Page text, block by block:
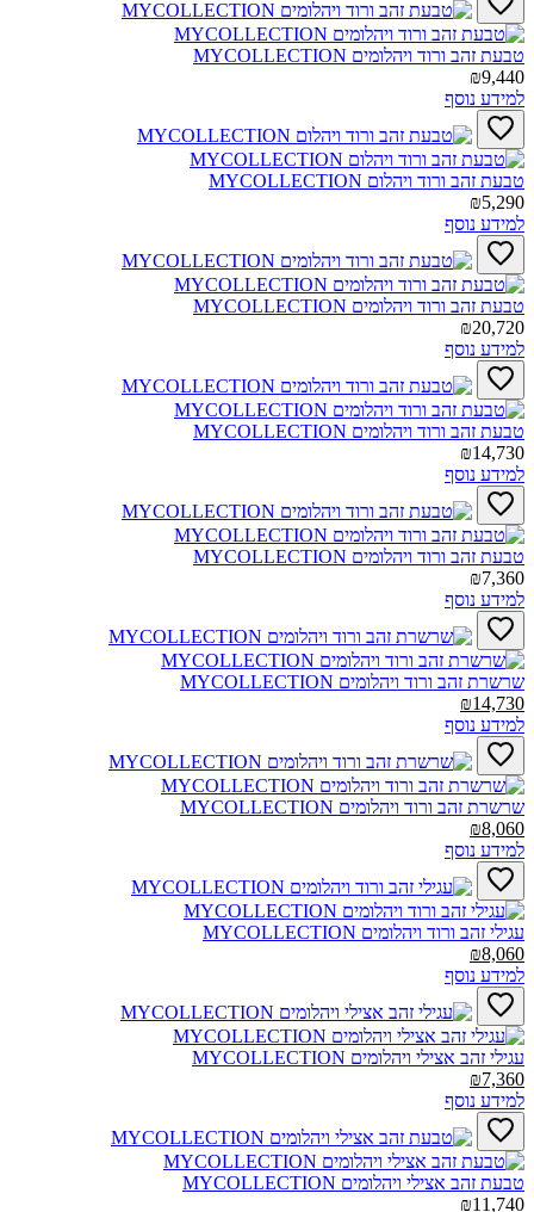
טבעת זהב ורוד ויהלומים MYCOLLECTION‎
₪9,440
למידע נוסף
טבעת זהב ורוד ויהלום MYCOLLECTION‎
₪5,290
למידע נוסף
טבעת זהב ורוד ויהלומים MYCOLLECTION‎
₪20,720
למידע נוסף
טבעת זהב ורוד ויהלומים MYCOLLECTION‎
₪14,730
למידע נוסף
טבעת זהב ורוד ויהלומים MYCOLLECTION‎
₪7,360
למידע נוסף
שרשרת זהב ורוד ויהלומים MYCOLLECTION‎
₪14,730
למידע נוסף
שרשרת זהב ורוד ויהלומים MYCOLLECTION‎
₪8,060
למידע נוסף
עגילי זהב ורוד ויהלומים MYCOLLECTION‎
₪8,060
למידע נוסף
עגילי זהב אצילי ויהלומים MYCOLLECTION‎
₪7,360
למידע נוסף
טבעת זהב אצילי ויהלומים MYCOLLECTION‎
₪11,740